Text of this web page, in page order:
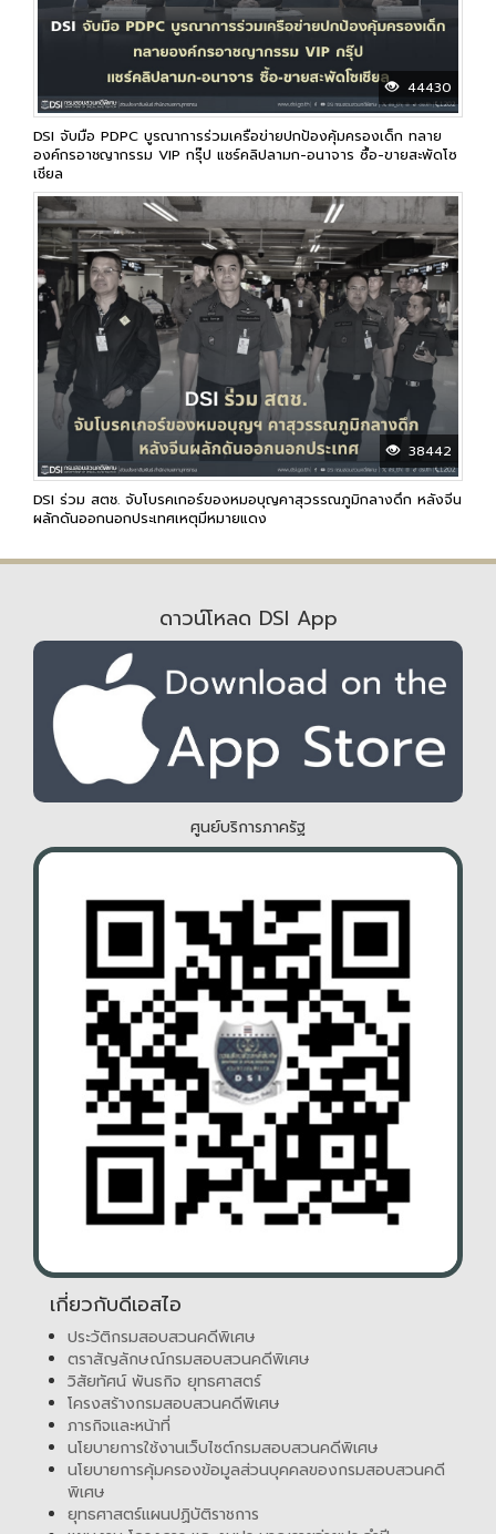
44430
DSI จับมือ PDPC บูรณาการร่วมเครือข่ายปกป้องคุ้มครองเด็ก ทลาย
องค์กรอาชญากรรม VIP กรุ๊ป แชร์คลิปลามก-อนาจาร ซื้อ-ขายสะพัดโซ
เชียล
38442
DSI ร่วม สตช. จับโบรคเกอร์ของหมอบุญคาสุวรรณภูมิกลางดึก หลังจีน
ผลักดันออกนอกประเทศเหตุมีหมายแดง
ดาวน์โหลด DSI App
ศูนย์บริการภาครัฐ
เกี่ยวกับดีเอสไอ
ประวัติกรมสอบสวนคดีพิเศษ
ตราสัญลักษณ์กรมสอบสวนคดีพิเศษ
วิสัยทัศน์ พันธกิจ ยุทธศาสตร์
โครงสร้างกรมสอบสวนคดีพิเศษ
ภารกิจและหน้าที่
นโยบายการใช้งานเว็บไซต์กรมสอบสวนคดีพิเศษ
นโยบายการคุ้มครองข้อมูลส่วนบุคคลของกรมสอบสวนคดี
พิเศษ
ยุทธศาสตร์แผนปฏิบัติราชการ